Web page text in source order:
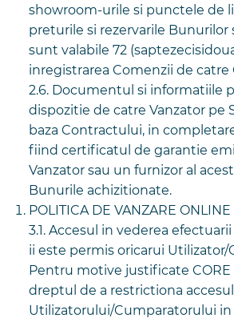
showroom-urile si punctele de
preturile si rezervarile Bunurilor
sunt valabile 72
inregistrarea Comenzii de catre
2.6. Documentul si informatiile
dispozitie de catre Vanzator pe
baza Contractului, in
fiind certificatul de garantie
Vanzator sau un furnizor al
Bunurile achizitionate.
POLITICA DE VANZARE ONLINE
3.1. Accesul in vederea
ii este permis oricarui Utilizator/
Pentru motive justificate CORE
dreptul de a restrictiona accesul
Utilizatorului/Cumparatorului in